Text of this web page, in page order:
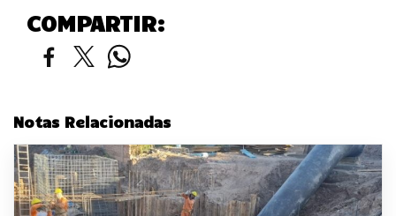
COMPARTIR:
Notas Relacionadas